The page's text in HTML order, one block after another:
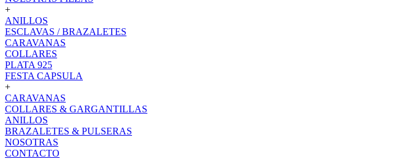
+
ANILLOS
ESCLAVAS / BRAZALETES
CARAVANAS
COLLARES
PLATA 925
FESTA CAPSULA
+
CARAVANAS
COLLARES & GARGANTILLAS
ANILLOS
BRAZALETES & PULSERAS
NOSOTRAS
CONTACTO